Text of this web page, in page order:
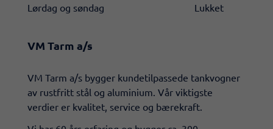
Lørdag og søndag
Lukket
VM Tarm a/s
​VM Tarm a/s bygger kundetilpassede tankvogner
av rustfritt stål og aluminium. Vår viktigste
verdier er kvalitet, service og bærekraft.